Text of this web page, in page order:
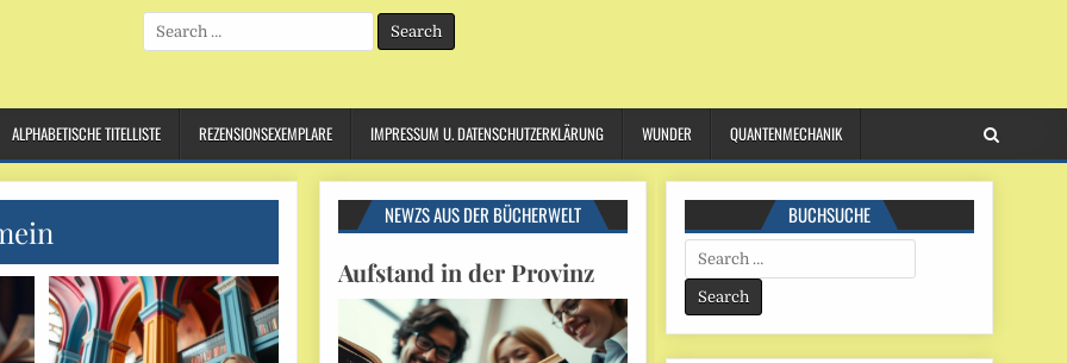
Search
for:
ALPHABETISCHE TITELLISTE REZENSIONSEXEMPLARE IMPRESSUM U. DATENSCHUTZERKLÄRUNG WUNDER QUANTENMECHANIK
NEWZS AUS DER BÜCHERWELT
Aufstand in der Provinz
BUCHSUCHE
Search
for: